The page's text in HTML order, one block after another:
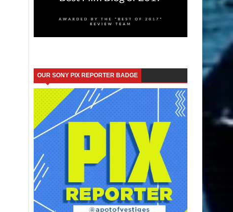
OUR SONY PIX REPORTER BADGE